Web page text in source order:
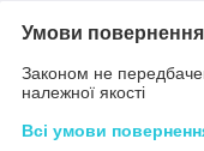
Умови повернення
Законом не
належної якості
Всі умови